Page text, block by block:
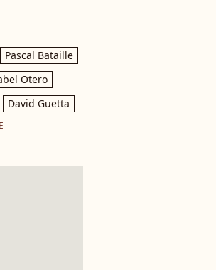
Pascal Bataille
Otero
David Guetta